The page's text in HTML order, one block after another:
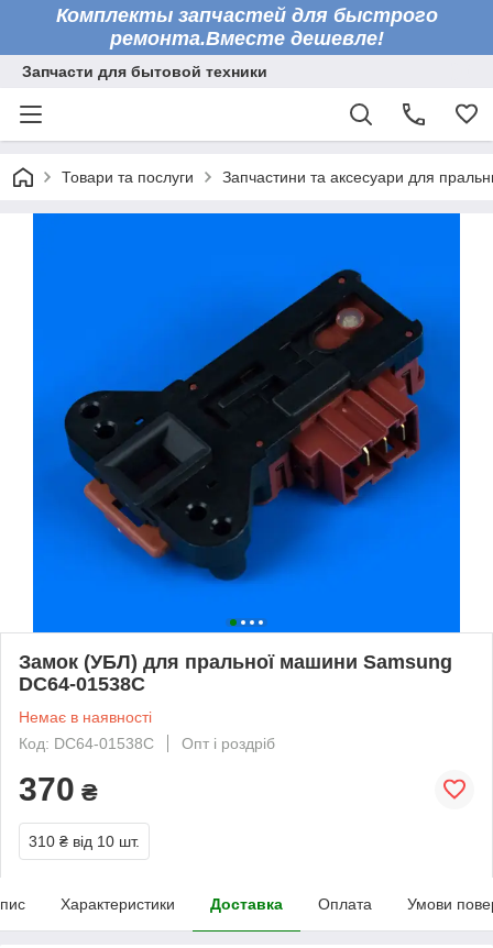
Комплекты запчастей для быстрого
ремонта.Вместе дешевле!
Запчасти для бытовой техники
Товари та послуги Запчастини та аксесуари для
Замок (УБЛ) для пральної машини Samsung
DC64-01538C
Немає в наявності
Код: DC64-01538C
Опт і роздріб
370 ₴
310 ₴ від 10 шт.
Характеристики Доставка Оплата Умови